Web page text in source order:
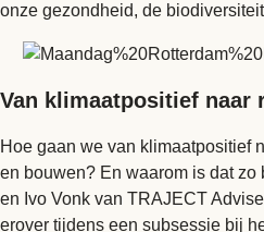
onze gezondheid, de
Van klimaatpositief naar
Hoe gaan we van klimaatpositief
en bouwen? En waarom is dat
en Ivo Vonk van TRAJECT
erover tijdens een subsessie bij